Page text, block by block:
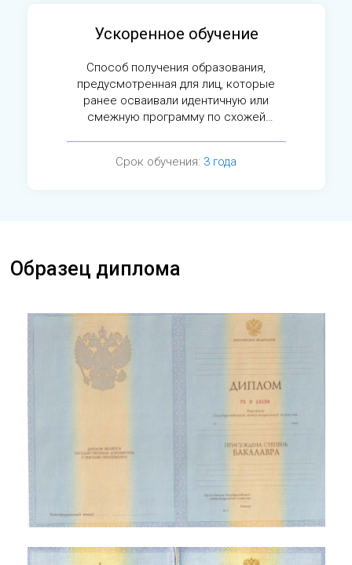
Ускоренное обучение
Способ получения образования,
предусмотренная для лиц, которые
ранее осваивали идентичную или
смежную программу по схожей
Срок обучения: 3 года
Образец диплома